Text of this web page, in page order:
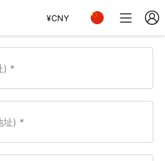
¥CNY
)
址)